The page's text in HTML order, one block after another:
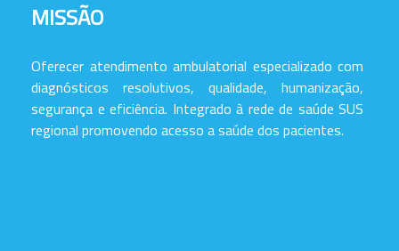
MISSÃO
Oferecer atendimento ambulatorial especializado com
diagnósticos resolutivos, qualidade, humanização,
segurança e eficiência. Integrado à rede de saúde SUS
regional promovendo acesso a saúde dos pacientes.